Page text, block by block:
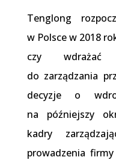
Tenglong
w Polsce w 2018
czy wdrażać
do zarządzania
decyzje o
na późniejszy
kadry
prowadzenia